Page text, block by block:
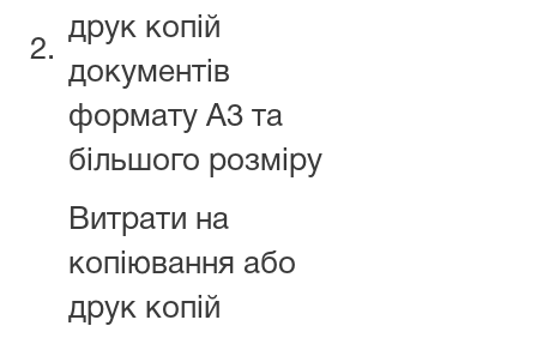
2.
друк копій
документів
формату А3 та
більшого розміру
Витрати на
копіювання або
друк копій